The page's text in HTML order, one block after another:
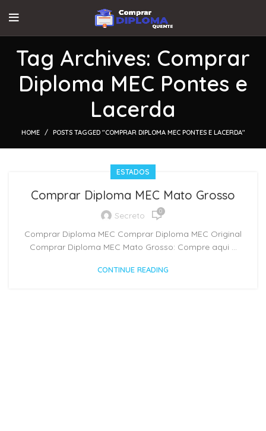
Tag Archives: Comprar
Diploma MEC Pontes e
Lacerda
HOME POSTS TAGGED "COMPRAR DIPLOMA MEC PONTES E LACERDA"
ESTADOS
Comprar Diploma MEC Mato Grosso
Secreto 0
Comprar Diploma MEC Comprar Diploma MEC Original
Comprar Diploma MEC Mato Grosso: Compre aqui ...
CONTINUE READING